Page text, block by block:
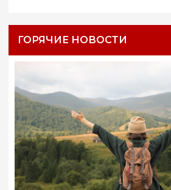
ГОРЯЧИЕ НОВОСТИ